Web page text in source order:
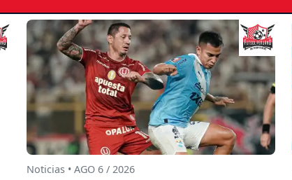
Noticias • AGO 6 / 2026